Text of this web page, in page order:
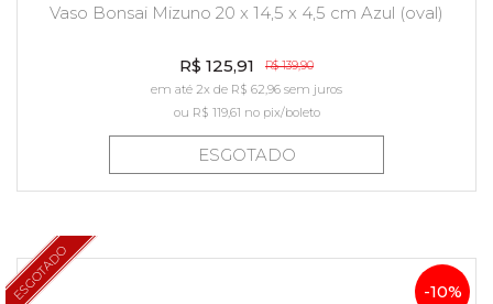
Vaso Bonsai Mizuno 20 x 14,5 x 4,5 cm Azul (oval)
R$ 125,91 R$ 139,90
em até 2x de R$ 62,96 sem juros
ou R$ 119,61 no pix/boleto
ESGOTADO
ESGOTADO -10%